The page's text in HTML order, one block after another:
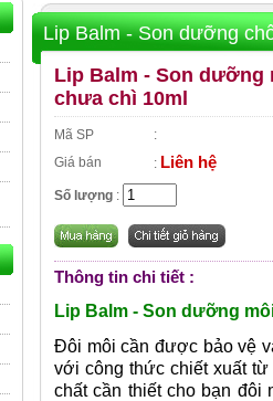
Lip Balm - Son dưỡng
Lip Balm - Son dưỡng
chưa chì 10ml
Mã SP
:
Giá bán
: Liên hệ
Số lượng :
Thông tin chi tiết :
Lip Balm - Son dưỡng
Đôi môi cần được bảo vệ
với công thức chiết xuất
chất cần thiết cho bạn đôi